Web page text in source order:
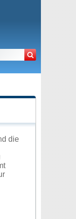
die